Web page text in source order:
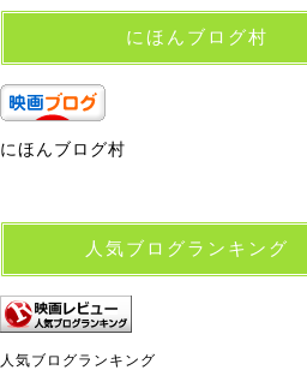
にほんブログ村
にほんブログ村
人気ブログランキング
人気ブログランキング